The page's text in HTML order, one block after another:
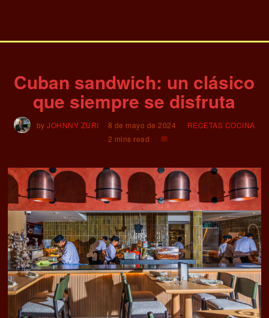
Cuban sandwich: un clásico
que siempre se disfruta
byJOHNNY ZURI 8 de mayo de 2024
RECETAS COCINA
2 mins read